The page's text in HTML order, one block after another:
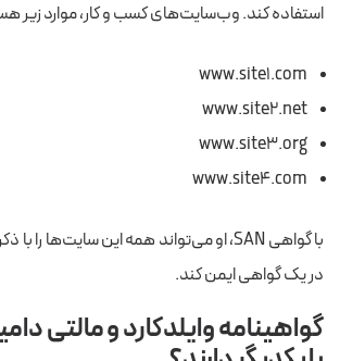
استفاده کند. وب‌سایت‌های کسب و کار، موارد زیر
www.site1.com
www.site2.net
www.site3.org
www.site4.com
در یک گواهی ایمن کند.
گواهینامه وایلدکارد و مالتی